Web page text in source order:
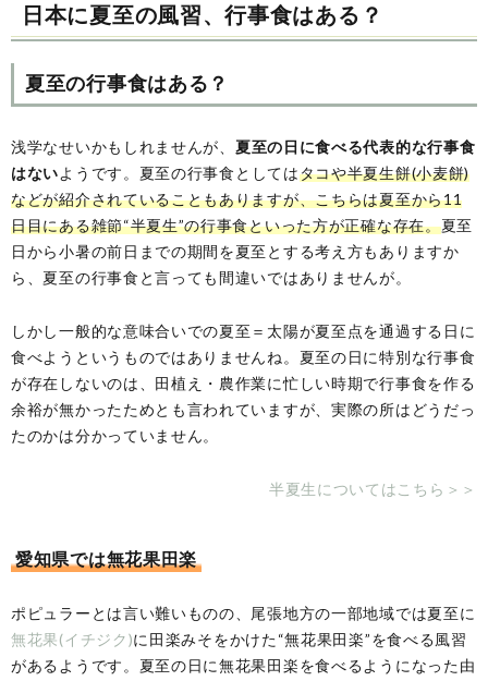
日本に夏至の風習、行事食はある？
夏至の行事食はある？
浅学なせいかもしれませんが、 夏至の日に食べる代表的な行事食
はないようです。夏至の行事食としてはタコや半夏生餅(小麦餅)
などが紹介されていることもありますが、こちらは夏至から11
日目にある雑節“半夏生”の行事食といった方が正確な存在。夏至
日から小暑の前日までの期間を夏至とする考え方もありますか
ら、夏至の行事食と言っても間違いではありませんが。
しかし一般的な意味合いでの夏至＝太陽が夏至点を通過する日に
食べようというものではありませんね。夏至の日に特別な行事食
が存在しないのは、田植え・農作業に忙しい時期で行事食を作る
余裕が無かったためとも言われていますが、実際の所はどうだっ
たのかは分かっていません。
半夏生についてはこちら＞＞
愛知県では無花果田楽
ポピュラーとは言い難いものの、尾張地方の一部地域では夏至に
無花果(イチジク)に田楽みそをかけた“無花果田楽”を食べる風習
があるようです。夏至の日に無花果田楽を食べるようになった由